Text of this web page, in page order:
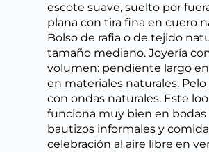
escote suave, suelto por
plana con tira fina en cuero
Bolso de rafia o de tejido
tamaño mediano. Joyería
volumen: pendiente largo
en materiales naturales.
con ondas naturales. Este
funciona muy bien en bodas
bautizos informales y
celebración al aire libre en